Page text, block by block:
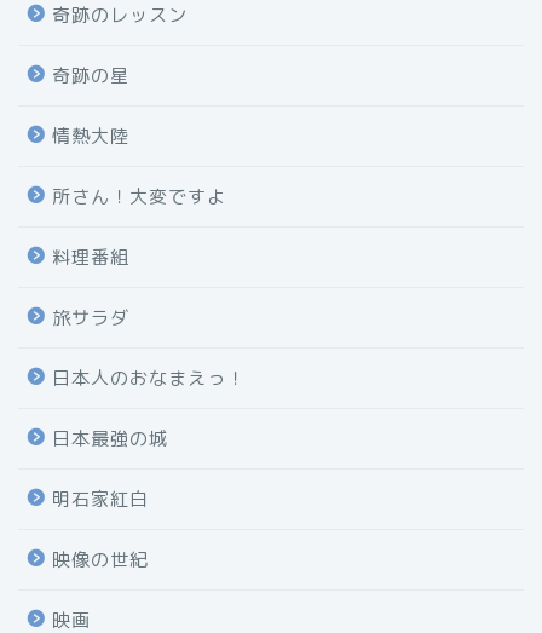
奇跡のレッスン
奇跡の星
情熱大陸
所さん！大変ですよ
料理番組
旅サラダ
日本人のおなまえっ！
日本最強の城
明石家紅白
映像の世紀
映画